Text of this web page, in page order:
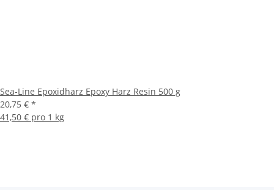
Sea-Line Epoxidharz Epoxy Harz Resin 500 g
20,75 € *
41,50 € pro 1 kg